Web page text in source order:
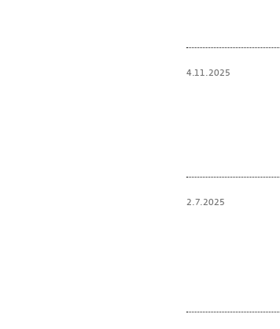
4.11.2025
2.7.2025